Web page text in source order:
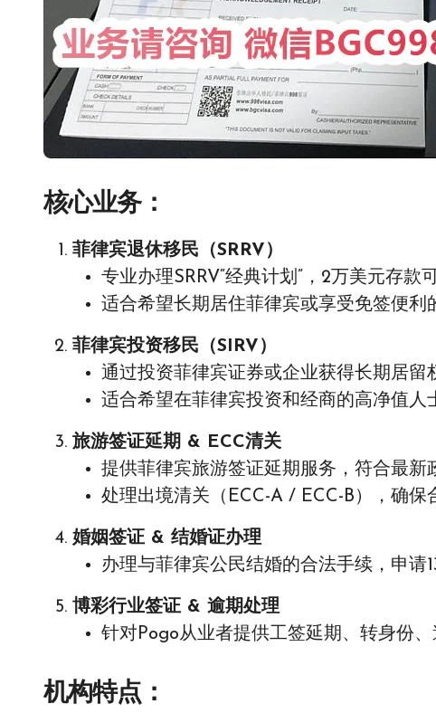
核心业务：
菲律宾退休移民（SRRV）
专业办理SRRV“经典计划”，2万美元存款
适合希望长期居住菲律宾或享受免签便利
菲律宾投资移民（SIRV）
通过投资菲律宾证券或企业获得长期居留
适合希望在菲律宾投资和经商的高净值人
旅游签证延期 & ECC清关
提供菲律宾旅游签证延期服务，符合最新
处理出境清关（ECC-A / ECC-B），确保
婚姻签证 & 结婚证办理
办理与菲律宾公民结婚的合法手续，申请
博彩行业签证 & 逾期处理
针对Pogo从业者提供工签延期、转身份、
机构特点：